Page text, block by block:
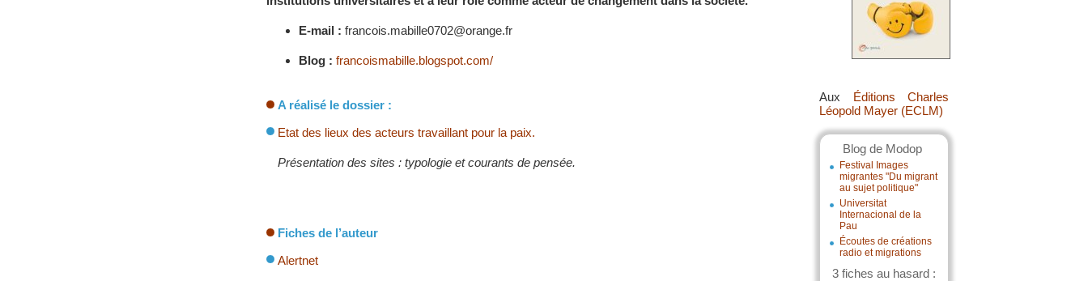
Aux Éditions Charles
Léopold Mayer (ECLM)
Blog de Modop
Festival Images
migrantes "Du migrant
au sujet politique"
Universitat
Internacional de la
Pau
Écoutes de créations
radio et migrations
3 fiches au hasard :
E-mail : francois.mabille0702@orange.fr
Blog : francoismabille.blogspot.com/
A réalisé le dossier :
Etat des lieux des acteurs travaillant pour la paix.
Présentation des sites : typologie et courants de pensée.
Fiches de l’auteur
Alertnet